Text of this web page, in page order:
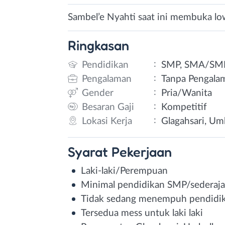
Sambel’e Nyahti saat ini membuka
Ringkasan
Pendidikan : SMP, SMA/
Pengalaman
: Tanpa
Gender
:
Pria/Wanita
Besaran Gaji
:
Kompetitif
Lokasi Kerja
: Glagahsari,
Syarat Pekerjaan
Laki-laki/Perempuan
Minimal pendidikan SMP/
Tidak sedang menempuh
Tersedua mess untuk laki laki